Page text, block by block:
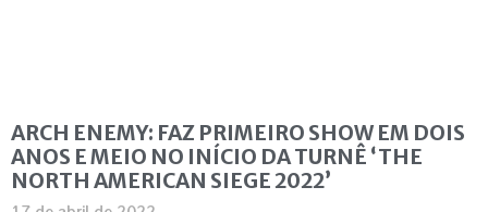
ARCH ENEMY: FAZ PRIMEIRO SHOW EM DOIS
ANOS E MEIO NO INÍCIO DA TURNÊ ‘THE
NORTH AMERICAN SIEGE 2022’